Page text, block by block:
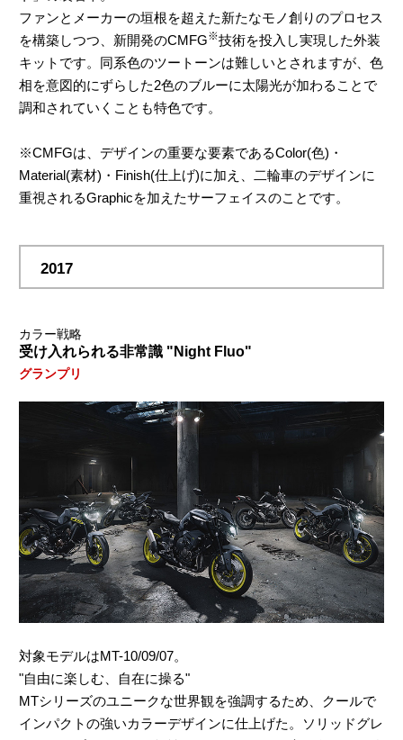
ファンとメーカーの垣根を超えた新たなモノ創りのプロセス
を構築しつつ、新開発のCMFG※技術を投入し実現した外装
キットです。同系色のツートーンは難しいとされますが、色
相を意図的にずらした2色のブルーに太陽光が加わることで
調和されていくことも特色です。
※CMFGは、デザインの重要な要素であるColor(色)・
Material(素材)・Finish(仕上げ)に加え、二輪車のデザインに
重視されるGraphicを加えたサーフェイスのことです。
2017
カラー戦略
受け入れられる非常識 "Night Fluo"
グランプリ
対象モデルはMT-10/09/07。
"自由に楽しむ、自在に操る"
MTシリーズのユニークな世界観を強調するため、クールで
インパクトの強いカラーデザインに仕上げた。ソリッドグレ